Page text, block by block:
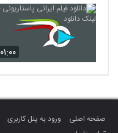
۰۱:۰۰
صفحه اصلی ورود به پنل کاربری